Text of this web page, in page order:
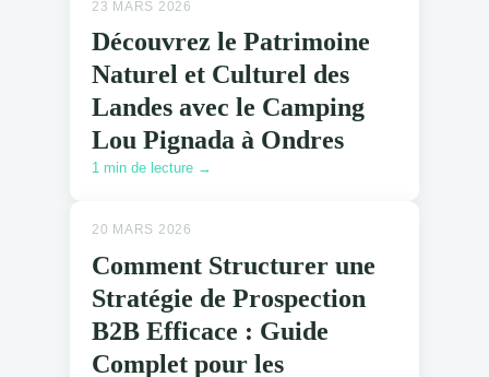
23 MARS 2026
Découvrez le Patrimoine
Naturel et Culturel des
Landes avec le Camping
Lou Pignada à Ondres
1 min de lecture →
20 MARS 2026
Comment Structurer une
Stratégie de Prospection
B2B Efficace : Guide
Complet pour les